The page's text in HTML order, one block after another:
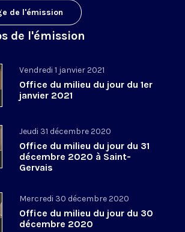
de l'émission
de l'émission
Vendredi 1 janvier 2021
Office du milieu du jour du 1er
janvier 2021
Jeudi 31 décembre 2020
Office du milieu du jour du 31
décembre 2020 à Saint-
Gervais
Mercredi 30 décembre 2020
Office du milieu du jour du 30
décembre 2020